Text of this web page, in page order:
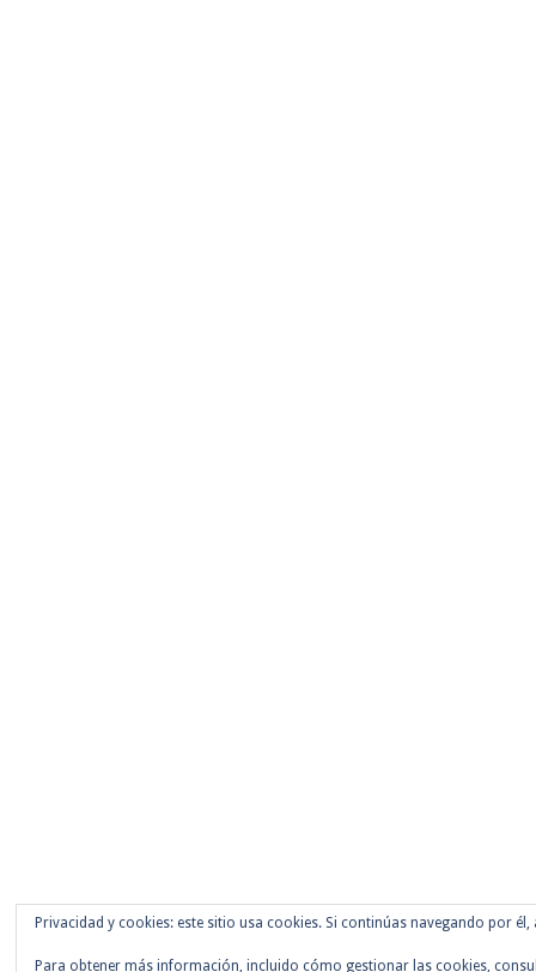
Privacidad y cookies: este sitio usa cookies. Si continúas navegando por él,
Para obtener más información, incluido cómo gestionar las cookies,